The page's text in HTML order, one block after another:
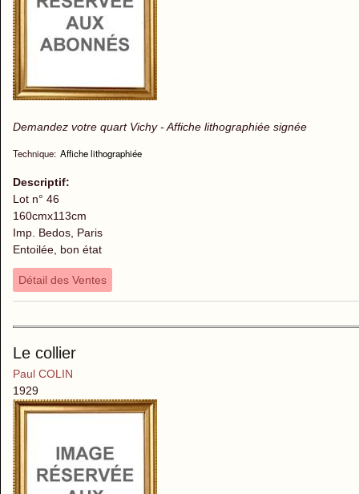
Demandez votre quart Vichy - Affiche lithographiée signée
Technique: Affiche lithographiée
Descriptif:
Lot n° 46
160cmx113cm
Imp. Bedos, Paris
Entoilée, bon état
Détail des Ventes
Le collier
Paul COLIN
1929